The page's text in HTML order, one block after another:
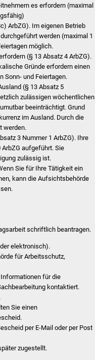
es erfordern (maximal
ArbZG). Im eigenen Betrieb
werden (maximal 1
möglich.
(§ 13 Absatz 4 ArbZG).
Gründe erfordern einen
Sonn- und Feiertagen.
(§ 13 Absatz 5
zulässigen wöchentlichen
beeinträchtigt. Grund
im Ausland. Durch die
werden.
3 Nummer 1 ArbZG). Ihre
aufgeführt. Sie
zulässig ist.
Sie für Ihre Tätigkeit ein
kann die Aufsichtsbehörde
schriftlich beantragen.
elektronisch).
für Arbeitsschutz,
für die
kontaktiert.
Sie einen
per E-Mail oder per Post
zugestellt.